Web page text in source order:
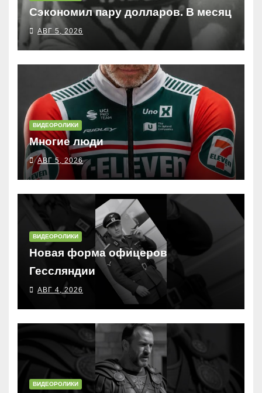
Сэкономил пару долларов. В месяц
АВГ 5, 2026
ВИДЕОРОЛИКИ
Многие люди
АВГ 5, 2026
ВИДЕОРОЛИКИ
Новая форма офицеров
Гессляндии
АВГ 4, 2026
ВИДЕОРОЛИКИ